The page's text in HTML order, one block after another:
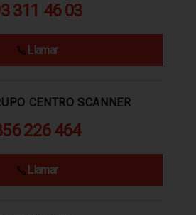
311 46 03
Llamar
CENTRO SCANNER
226 464
Llamar